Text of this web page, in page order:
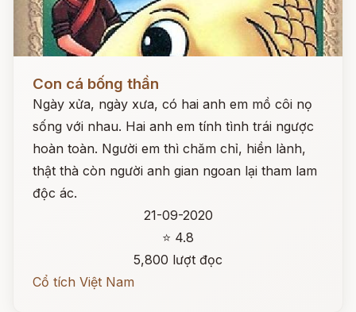
Con cá bống thần
Ngày xửa, ngày xưa, có hai anh em mồ côi nọ
sống với nhau. Hai anh em tính tình trái ngược
hoàn toàn. Người em thì chăm chỉ, hiền lành,
thật thà còn người anh gian ngoan lại tham lam
độc ác.
21-09-2020
⭐ 4.8
5,800 lượt đọc
Cổ tích Việt Nam